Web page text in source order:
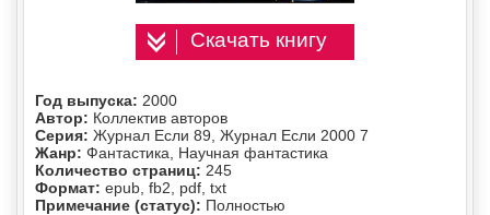
Скачать книгу
Год выпуска: 2000
Автор: Коллектив авторов
Серия: Журнал Если 89, Журнал Если 2000 7
Жанр: Фантастика, Научная фантастика
Количество страниц: 245
Формат: epub, fb2, pdf, txt
Примечание (статус): Полностью